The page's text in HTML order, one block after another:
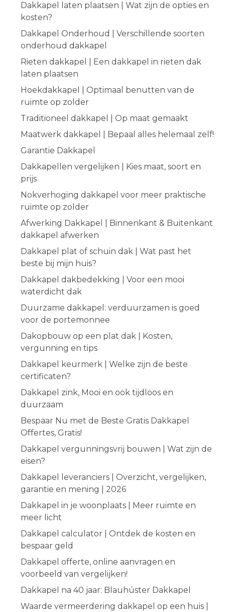
Dakkapel laten plaatsen | Wat zijn de opties en
kosten?
Dakkapel Onderhoud | Verschillende soorten
onderhoud dakkapel
Rieten dakkapel | Een dakkapel in rieten dak
laten plaatsen
Hoekdakkapel | Optimaal benutten van de
ruimte op zolder
Traditioneel dakkapel | Op maat gemaakt
Maatwerk dakkapel | Bepaal alles helemaal zelf!
Garantie Dakkapel
Dakkapellen vergelijken | Kies maat, soort en
prijs
Nokverhoging dakkapel voor meer praktische
ruimte op zolder
Afwerking Dakkapel | Binnenkant & Buitenkant
dakkapel afwerken
Dakkapel plat of schuin dak | Wat past het
beste bij mijn huis?
Dakkapel dakbedekking | Voor een mooi
waterdicht dak
Duurzame dakkapel: verduurzamen is goed
voor de portemonnee
Dakopbouw op een plat dak | Kosten,
vergunning en tips
Dakkapel keurmerk | Welke zijn de beste
certificaten?
Dakkapel zink, Mooi en ook tijdloos en
duurzaam
Bespaar Nu met de Beste Gratis Dakkapel
Offertes, Gratis!
Dakkapel vergunningsvrij bouwen | Wat zijn de
eisen?
Dakkapel leveranciers | Overzicht, vergelijken,
garantie en mening | 2026
Dakkapel in je woonplaats | Meer ruimte en
meer licht
Dakkapel calculator | Ontdek de kosten en
bespaar geld
Dakkapel offerte, online aanvragen en
voorbeeld van vergelijken!
Dakkapel na 40 jaar: Blauhúster Dakkapel
Waarde vermeerdering dakkapel op een huis |